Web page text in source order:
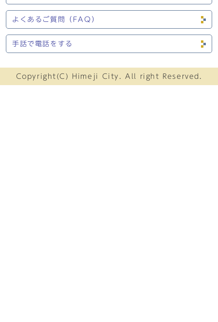
よくあるご質問（FAQ）
手話で電話をする
Copyright(C) Himeji City. All right Reserved.